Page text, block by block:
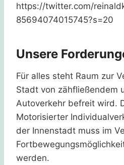
https://twitter.com/
85694074015745?s=20
Unsere
Für alles steht Raum zur
Stadt von zähfließendem
Autoverkehr befreit wird.
Motorisierter
der Innenstadt muss im
werden.